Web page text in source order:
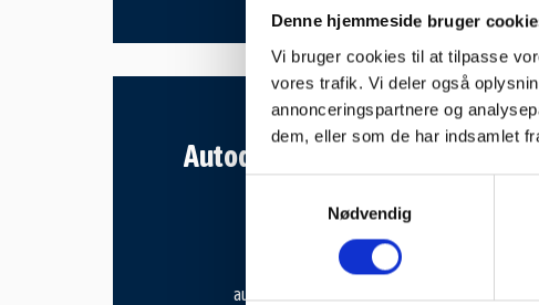
Denne hjemmeside bruger
Vi bruger cookies til at tilpasse
vores trafik. Vi deler også
annonceringspartnere og
dem, eller som de har indsamlet
Nødvendig
9,5 km
Autodieselværkstedet
Sydvestvej 111
2600 Glostrup
autodiesel@godmail.dk